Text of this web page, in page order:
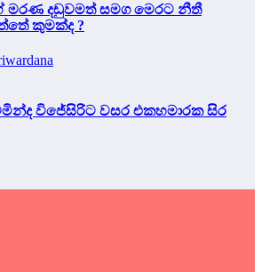
මරණ දඩුවමත් සමග මෙරට නීතී
කුමක්ද ?
විජේසිරිට වසර එකහමාරක සිර